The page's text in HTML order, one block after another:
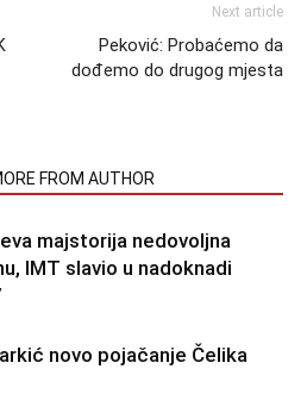
Next article
Peković: Probaćemo da
dođemo do drugog mjesta
FROM AUTHOR
majstorija nedovoljna
IMT slavio u nadoknadi
novo pojačanje Čelika